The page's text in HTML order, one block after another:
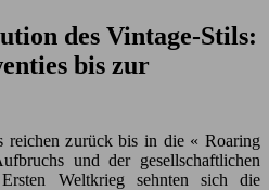
des Vintage-Stils:
bis zur
reichen zurück bis in die « Roaring
und der gesellschaftlichen
Weltkrieg sehnten sich die